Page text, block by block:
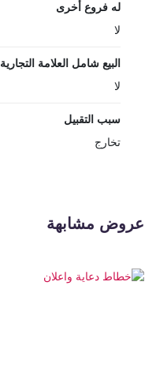
له فروع أخرى
لا
البيع شامل العلامة التجارية
لا
سبب التقبيل
تخارج
عروض مشابهة